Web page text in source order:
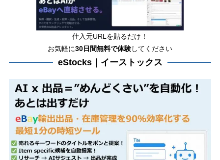
仕入元URLを貼るだけ！
お気軽に30日間無料で体験してください
eStocks｜イーストックス